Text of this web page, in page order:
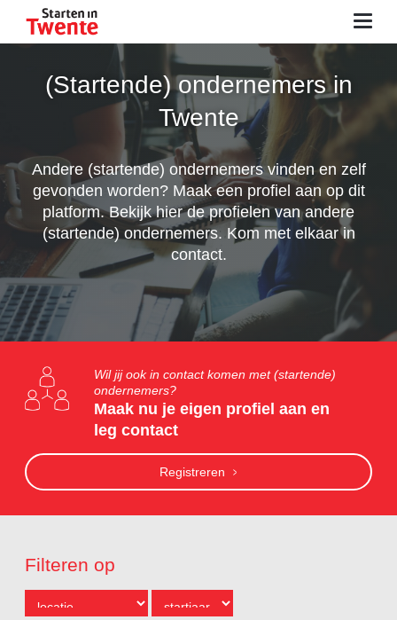
Advies & informatie
Zelf aan de slag
Tools
Agenda
Contact
Zoeken
Inloggen
(Startende) ondernemers in
Twente
Andere (startende) ondernemers vinden en zelf
gevonden worden? Maak een profiel aan op dit
platform. Bekijk hier de profielen van andere
(startende) ondernemers. Kom met elkaar in
contact.
Wil jij ook in contact komen met (startende)
ondernemers?
Maak nu je eigen profiel aan en
leg contact
Registreren
Filteren op